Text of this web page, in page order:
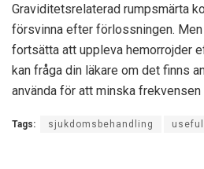
Graviditetsrelaterad rumpsmärta
försvinna efter förlossningen.
fortsätta att uppleva hemorrojder
kan fråga din läkare om det finns
använda för att minska frekvensen
Tags: sjukdomsbehandling